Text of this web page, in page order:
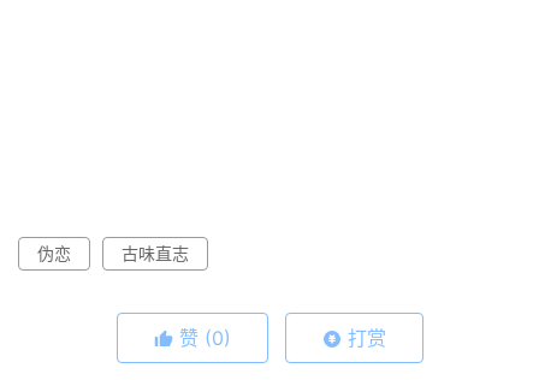
伪恋 古味直志
赞 (0) 打赏